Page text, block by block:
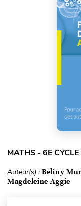
MATHS - 6E
Auteur(s) : Beliny
Magdeleine Aggie